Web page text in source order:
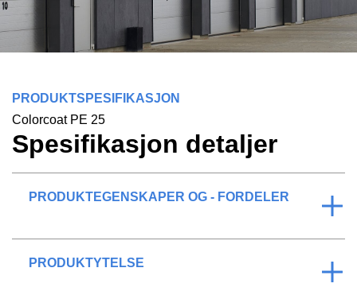
PRODUKTSPESIFIKASJON
Colorcoat PE 25
Spesifikasjon detaljer
PRODUKTEGENSKAPER OG - FORDELER
PRODUKTYTELSE